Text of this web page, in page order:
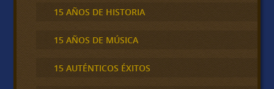
15 AÑOS DE HISTORIA
15 AÑOS DE MÚSICA
15 AUTÉNTICOS ÉXITOS